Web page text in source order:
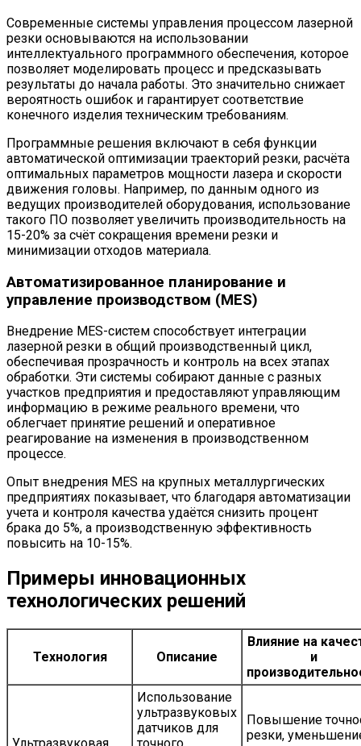
Современные системы управления процессом лазерной
резки основываются на использовании
интеллектуального программного обеспечения, которое
позволяет моделировать процесс и предсказывать
результаты до начала работы. Это значительно снижает
вероятность ошибок и гарантирует соответствие
конечного изделия техническим требованиям.
Программные решения включают в себя функции
автоматической оптимизации траекторий резки, расчёта
оптимальных параметров мощности лазера и скорости
движения головы. Например, по данным одного из
ведущих производителей оборудования, использование
такого ПО позволяет увеличить производительность на
15-20% за счёт сокращения времени резки и
минимизации отходов материала.
Автоматизированное планирование и
управление производством (MES)
Внедрение MES-систем способствует интеграции
лазерной резки в общий производственный цикл,
обеспечивая прозрачность и контроль на всех этапах
обработки. Эти системы собирают данные с разных
участков предприятия и предоставляют управляющим
информацию в режиме реального времени, что
облегчает принятие решений и оперативное
реагирование на изменения в производственном
процессе.
Опыт внедрения MES на крупных металлургических
предприятиях показывает, что благодаря автоматизации
учета и контроля качества удаётся снизить процент
брака до 5%, а производственную эффективность
повысить на 10-15%.
Примеры инновационных
технологических решений
Технология Описание
Влияние на
и
Использование
ультразвуковых
датчиков для
Повышение
резки,